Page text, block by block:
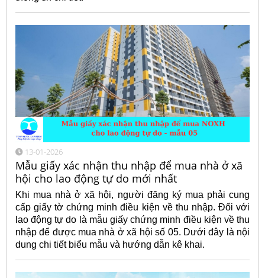
13-01-2026
Mẫu giấy xác nhận thu nhập để mua nhà ở xã
hội cho lao động tự do mới nhất
Khi mua nhà ở xã hội, người đăng ký mua phải cung
cấp giấy tờ chứng minh điều kiện về thu nhập. Đối với
lao động tự do là mẫu giấy chứng minh điều kiện về thu
nhập để được mua nhà ở xã hội số 05. Dưới đây là nội
dung chi tiết biểu mẫu và hướng dẫn kê khai.